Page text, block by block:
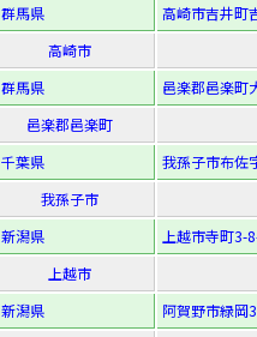
群馬県
高崎市吉井町
高崎市
群馬県
邑楽郡邑楽町
邑楽郡邑楽町
千葉県
我孫子市布佐
我孫子市
新潟県
上越市寺町3-
上越市
新潟県
阿賀野市緑岡